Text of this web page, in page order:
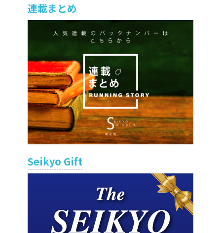
連載まとめ
Seikyo Gift